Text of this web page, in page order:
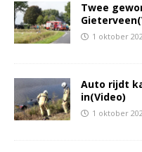
Twee
1 oktober
Auto rijdt
in(Video)
1 oktober